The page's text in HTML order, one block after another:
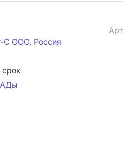
С ООО, Россия